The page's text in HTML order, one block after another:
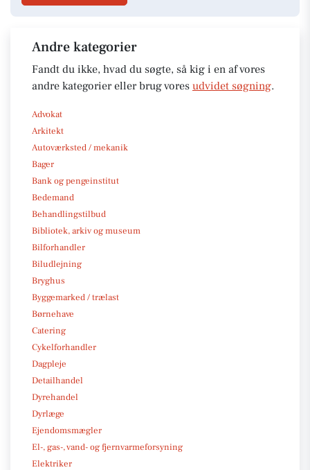
Andre kategorier
Fandt du ikke, hvad du søgte, så kig i en af vores
andre kategorier eller brug vores udvidet søgning.
Advokat
Arkitekt
Autoværksted / mekanik
Bager
Bank og pengeinstitut
Bedemand
Behandlingstilbud
Bibliotek, arkiv og museum
Bilforhandler
Biludlejning
Bryghus
Byggemarked / trælast
Børnehave
Catering
Cykelforhandler
Dagpleje
Detailhandel
Dyrehandel
Dyrlæge
Ejendomsmægler
El-, gas-, vand- og fjernvarmeforsyning
Elektriker